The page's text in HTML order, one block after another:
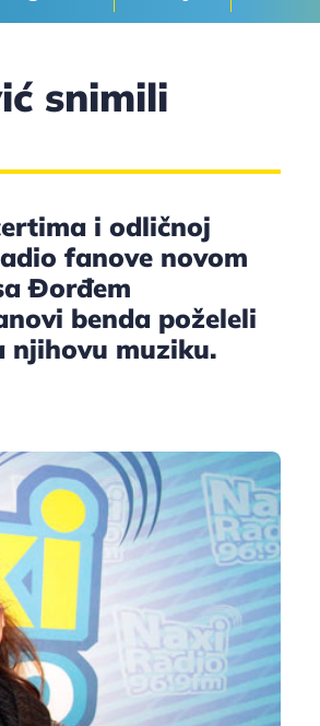
snimili
i odličnoj
fanove novom
Đorđem
benda poželeli
njihovu muziku.